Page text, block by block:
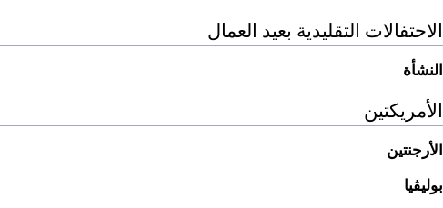
الاحتفالات التقليدية بعيد العمال
النشأة
الأمريكتين
الأرجنتين
بوليڤيا